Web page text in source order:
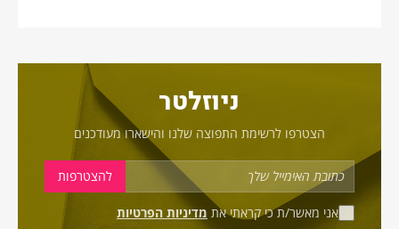
ניוזלטר
הצטרפו לרשימת התפוצה שלנו והישארו מעודכנים
אני מאשר/ת כי קראתי את מדיניות הפרטיות